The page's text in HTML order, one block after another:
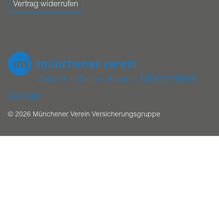
Vertrag widerrufen
Münchener
Verein
© 2026 Münchener Verein Versicherungsgruppe